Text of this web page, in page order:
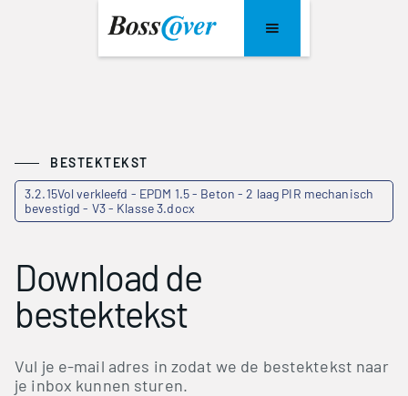
BESTEKTEKST
3.2.15Vol verkleefd - EPDM 1.5 - Beton - 2 laag PIR mechanisch
bevestigd - V3 - Klasse 3.docx
Download de
bestektekst
Vul je e-mail adres in zodat we de bestektekst naar
je inbox kunnen sturen.